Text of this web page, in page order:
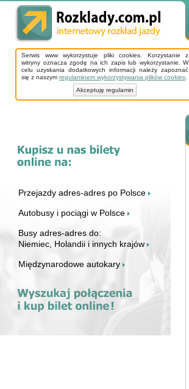
Serwis www wykorzystuje pliki cookies. Korzystanie z
witryny oznacza zgodę na ich zapis lub wykorzystanie. W
celu uzyskania dodatkowych informacji należy zapoznać
się z naszym regulaminem wykorzystywania plików cookies
Akceptuję regulamin
Przejazdy adres-adres po Polsce
Autobusy i pociągi w Polsce
Busy adres-adres do:
Niemiec, Holandii i innych krajów
Międzynarodowe autokary